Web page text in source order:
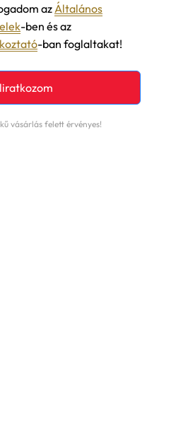
az Általános
-ben és az
-ban foglaltakat!
vásárlás felett érvényes!